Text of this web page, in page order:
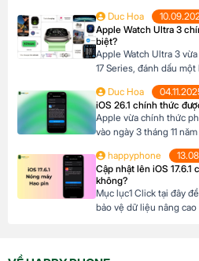
tháng1.4 Kỳ hạn 12
qua thẻ tín dụng MSB
16 128GB với mức giá
Duc Hoa
Apple Watch Ultra 3
biệt?
Apple Watch Ultra 3
17 Series, đánh dấu
hồ thông minh dành
phiêu lưu. Với thiết kế
khỏe vượt trội và thời
Duc Hoa
iOS 26.1 chính thức
Apple vừa chính thức
vào ngày 3 tháng 11
26 ra mắt. Đây là bản
hành mới nhất dành
tiến đáng chú ý, tập
happyphone
Cập nhật lên iOS 17.6.1
không?
Mục lục1 Click tại đây
bảo vệ dữ liệu nâng